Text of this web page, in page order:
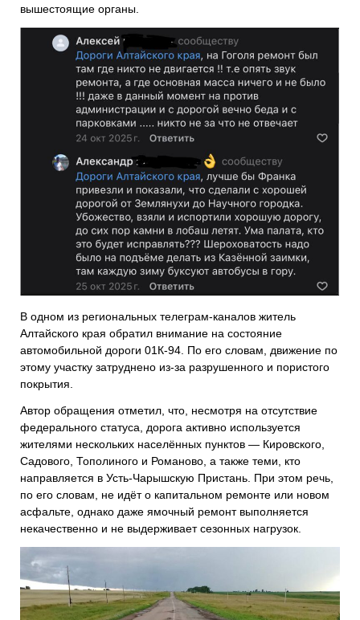
вышестоящие органы.
В одном из региональных телеграм-каналов житель
Алтайского края обратил внимание на состояние
автомобильной дороги 01К-94. По его словам, движение по
этому участку затруднено из-за разрушенного и пористого
покрытия.
Автор обращения отметил, что, несмотря на отсутствие
федерального статуса, дорога активно используется
жителями нескольких населённых пунктов — Кировского,
Садового, Тополиного и Романово, а также теми, кто
направляется в Усть-Чарышскую Пристань. При этом речь,
по его словам, не идёт о капитальном ремонте или новом
асфальте, однако даже ямочный ремонт выполняется
некачественно и не выдерживает сезонных нагрузок.